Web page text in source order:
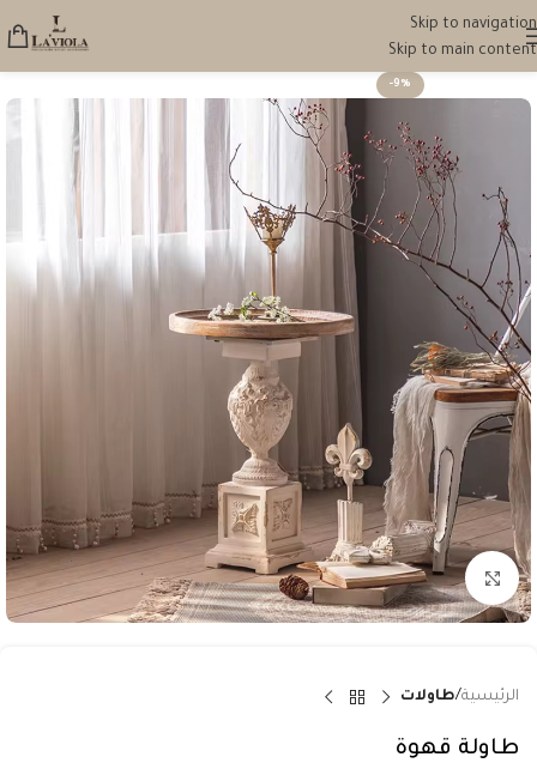
Skip to navigation
Skip to main content
-9%
انقر للتكبير
الرئيسية طاولات
طاولة قهوة